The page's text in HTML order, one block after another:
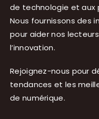
de technologie et aux
Nous fournissons des
pour aider nos
l’innovation.
Rejoignez-nous pour
tendances et les
de numérique.